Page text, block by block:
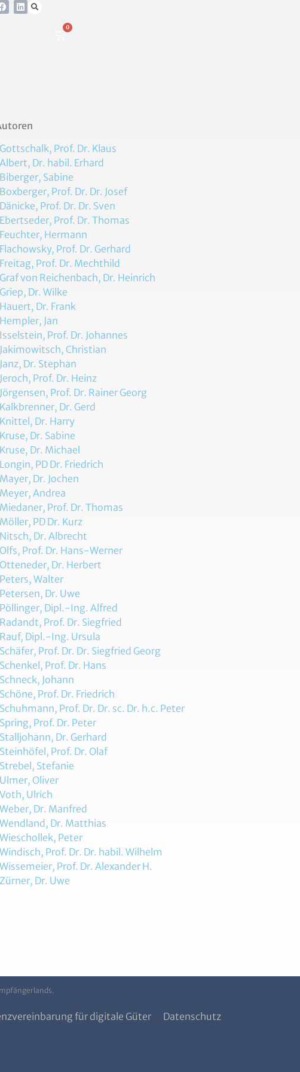
0
Gottschalk, Prof. Dr. Klaus
Albert, Dr. habil. Erhard
Biberger, Sabine
Boxberger, Prof. Dr. Dr. Josef
Dänicke, Prof. Dr. Dr. Sven
Ebertseder, Prof. Dr. Thomas
Feuchter, Hermann
Flachowsky, Prof. Dr. Gerhard
Freitag, Prof. Dr. Mechthild
Graf von Reichenbach, Dr. Heinrich
Griep, Dr. Wilke
Hauert, Dr. Frank
Hempler, Jan
Isselstein, Prof. Dr. Johannes
Jakimowitsch, Christian
Janz, Dr. Stephan
Jeroch, Prof. Dr. Heinz
Jörgensen, Prof. Dr. Rainer Georg
Kalkbrenner, Dr. Gerd
Knittel, Dr. Harry
Kruse, Dr. Sabine
Kruse, Dr. Michael
Longin, PD Dr. Friedrich
Mayer, Dr. Jochen
Meyer, Andrea
Miedaner, Prof. Dr. Thomas
Möller, PD Dr. Kurz
Nitsch, Dr. Albrecht
Olfs, Prof. Dr. Hans-Werner
Otteneder, Dr. Herbert
Peters, Walter
Petersen, Dr. Uwe
Pöllinger, Dipl.-Ing. Alfred
Radandt, Prof. Dr. Siegfried
Rauf, Dipl.-Ing. Ursula
Schäfer, Prof. Dr. Dr. Siegfried Georg
Schenkel, Prof. Dr. Hans
Schneck, Johann
Schöne, Prof. Dr. Friedrich
Schuhmann, Prof. Dr. Dr. sc. Dr. h.c. Peter
Spring, Prof. Dr. Peter
Stalljohann, Dr. Gerhard
Steinhöfel, Prof. Dr. Olaf
Strebel, Stefanie
Ulmer, Oliver
Voth, Ulrich
Weber, Dr. Manfred
Wendland, Dr. Matthias
Wieschollek, Peter
Windisch, Prof. Dr. Dr. habil. Wilhelm
Wissemeier, Prof. Dr. Alexander H.
Zürner, Dr. Uwe
für digitale Güter Datenschutz